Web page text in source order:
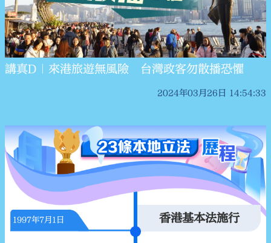
講真D｜來港旅遊無風險 台灣政客勿散播恐懼
2024年03月26日 14:54:33
1997年7月1日 香港基本法施行